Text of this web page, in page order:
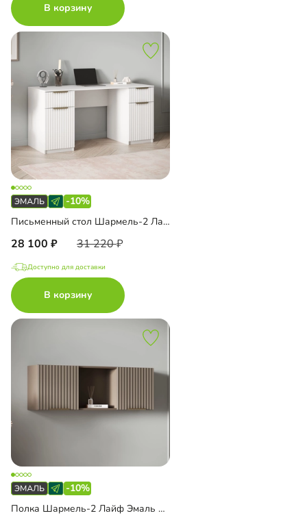
В корзину
-10%
Письменный стол Шармель-2 Лайф Эмаль
28 100 31 220
Доступно для доставки
В корзину
-10%
Полка Шармель-2 Лайф Эмаль навесная